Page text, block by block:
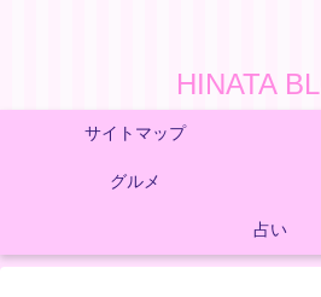
HINATA
サイトマップ
グルメ
占い